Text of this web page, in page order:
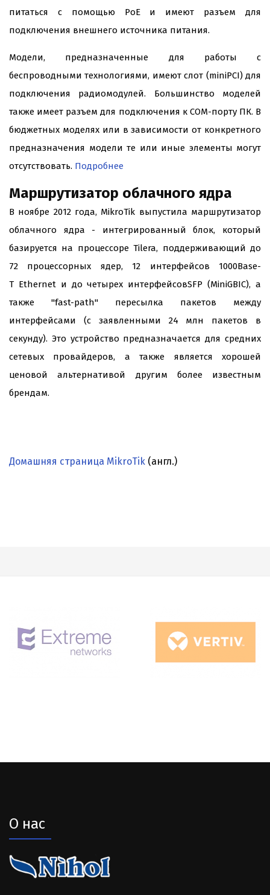
питаться с помощью PoE и имеют разъем для
подключения внешнего источника питания.
Модели, предназначенные для работы с
беспроводными технологиями, имеют слот (miniPCI) для
подключения радиомодулей. Большинство моделей
также имеет разъем для подключения к COM-порту ПК. В
бюджетных моделях или в зависимости от конкретного
предназначения модели те или иные элементы могут
отсутствовать. Подробнее
Маршрутизатор облачного ядра
В ноябре 2012 года, MikroTik выпустила маршрутизатор
облачного ядра - интегрированный блок, который
базируется на процессоре Tilera, поддерживающий до
72 процессорных ядер, 12 интерфейсов 1000Base-
T Ethernet и до четырех интерфейсовSFP (MiniGBIC), а
также "fast-path" пересылка пакетов между
интерфейсами (с заявленными 24 млн пакетов в
секунду). Это устройство предназначается для средних
сетевых провайдеров, а также является хорошей
ценовой альтернативой другим более известным
брендам.
Домашняя страница MikroTik (англ.)
О нас